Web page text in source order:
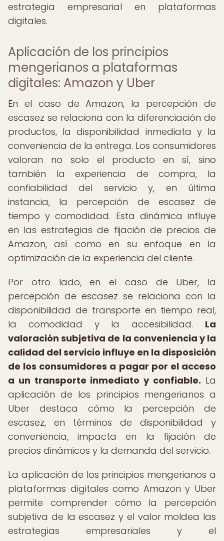
estrategia empresarial en plataformas
digitales.
Aplicación de los principios
mengerianos a plataformas
digitales: Amazon y Uber
En el caso de Amazon, la percepción de
escasez se relaciona con la diferenciación de
productos, la disponibilidad inmediata y la
conveniencia de la entrega. Los consumidores
valoran no solo el producto en sí, sino
también la experiencia de compra, la
confiabilidad del servicio y, en última
instancia, la percepción de escasez de
tiempo y comodidad. Esta dinámica influye
en las estrategias de fijación de precios de
Amazon, así como en su enfoque en la
optimización de la experiencia del cliente.
Por otro lado, en el caso de Uber, la
percepción de escasez se relaciona con la
disponibilidad de transporte en tiempo real,
la comodidad y la accesibilidad. La
valoración subjetiva de la conveniencia y la
calidad del servicio influye en la disposición
de los consumidores a pagar por el acceso
a un transporte inmediato y confiable. La
aplicación de los principios mengerianos a
Uber destaca cómo la percepción de
escasez, en términos de disponibilidad y
conveniencia, impacta en la fijación de
precios dinámicos y la demanda del servicio.
La aplicación de los principios mengerianos a
plataformas digitales como Amazon y Uber
permite comprender cómo la percepción
subjetiva de la escasez y el valor moldea las
estrategias empresariales y el